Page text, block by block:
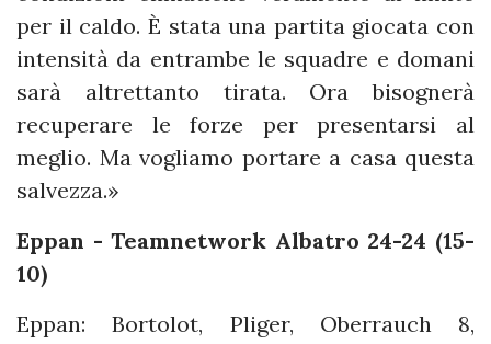
per il caldo. È stata una partita giocata con
intensità da entrambe le squadre e domani
sarà altrettanto tirata. Ora bisognerà
recuperare le forze per presentarsi al
meglio. Ma vogliamo portare a casa questa
salvezza.»
Eppan - Teamnetwork Albatro 24-24 (15-
10)
Eppan: Bortolot, Pliger, Oberrauch 8,